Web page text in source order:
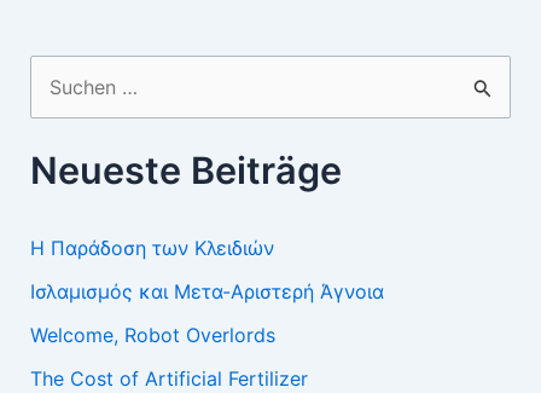
nach:
Neueste Beiträge
Η Παράδοση των Κλειδιών
Ισλαμισμός και Μετα-Αριστερή Άγνοια
Welcome, Robot Overlords
The Cost of Artificial Fertilizer